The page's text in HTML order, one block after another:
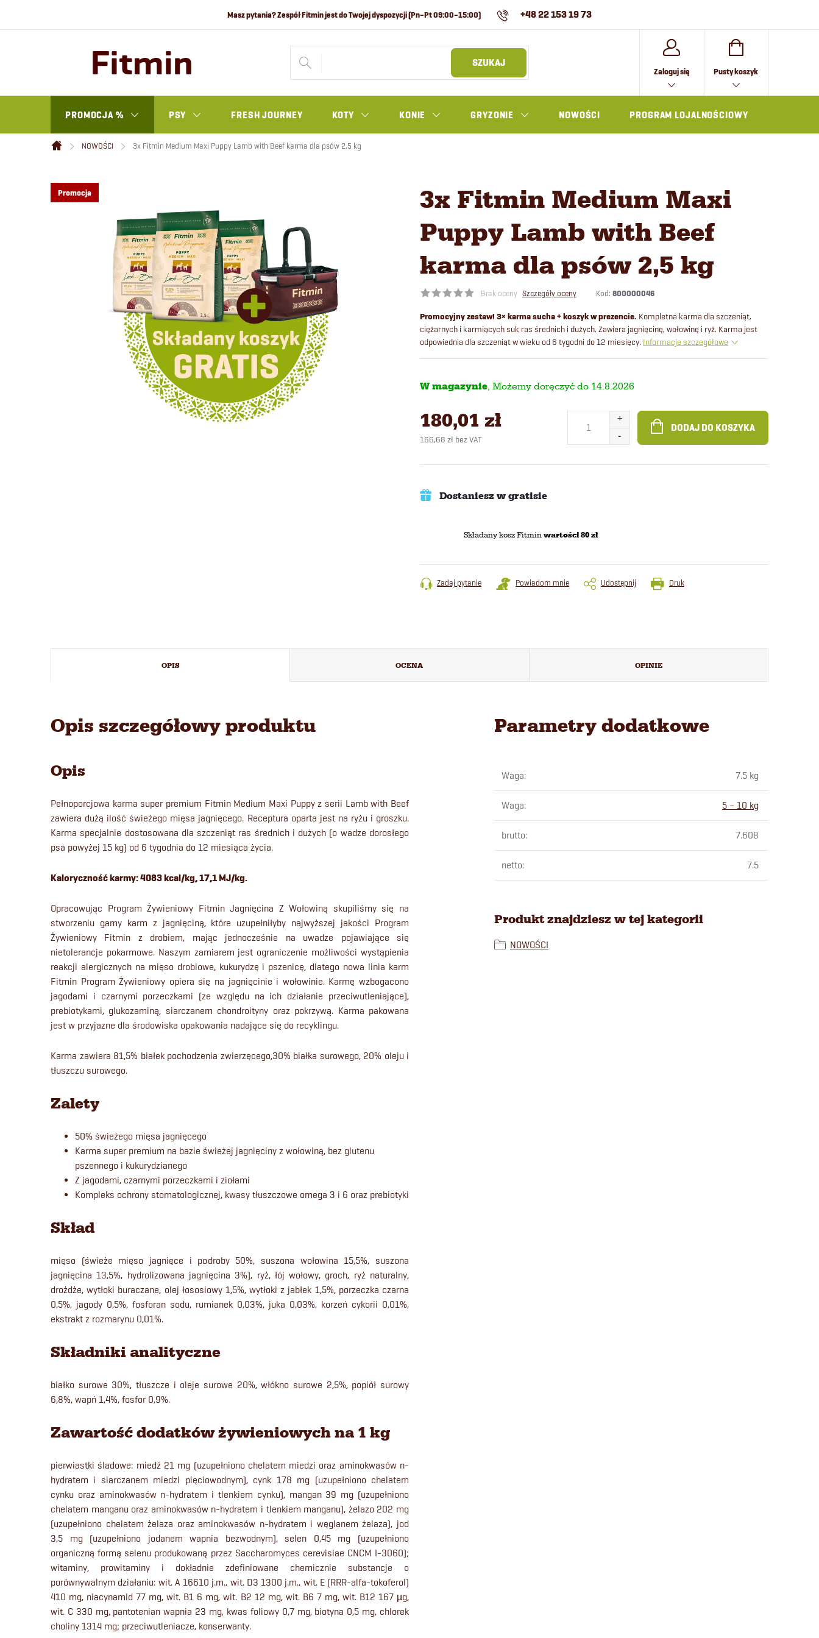
+48 22 153 19 73
SZUKAJ
Zaloguj się KOSZYK
Pusty koszyk
PROMOCJA % PSY FRESH JOURNEY KOTY KONIE GRYZONIE NOWOŚCI PROGRAM LOJALNOŚCIOWY
Home
NOWOŚCI 3x Fitmin Medium Maxi Puppy Lamb with Beef karma dla psów 2,5 kg
Promocja
3x Fitmin Medium Maxi
Puppy Lamb with Beef
karma dla psów 2,5 kg
Brak oceny Szczegóły oceny Kod: 800000046
Promocyjny zestaw! 3× karma sucha + koszyk w prezencie. Kompletna karma dla szczeniąt,
ciężarnych i karmiących suk ras średnich i dużych. Zawiera jagnięcinę, wołowinę i ryż. Karma jest
odpowiednia dla szczeniąt w wieku od 6 tygodni do 12 miesięcy. Informacje szczegółowe
W magazynie 14.8.2026
180,01 zł
166,68 zł bez VAT
jednostkowa:
DODAJ DO KOSZYKA
Dostaniesz w gratisie
Składany kosz Fitmin wartości 80 zł
Druk
Zadaj pytanie Powiadom mnie Udostępnij
OPIS OCENA OPINIE
Opis szczegółowy produktu
Opis
Pełnoporcjowa karma super premium Fitmin Medium Maxi Puppy z serii Lamb with Beef
zawiera dużą ilość świeżego mięsa jagnięcego. Receptura oparta jest na ryżu i groszku.
Karma specjalnie dostosowana dla szczeniąt ras średnich i dużych (o wadze dorosłego
psa powyżej 15 kg) od 6 tygodnia do 12 miesiąca życia.
Kaloryczność karmy: 4083 kcal/kg, 17,1 MJ/kg.
Opracowując Program Żywieniowy Fitmin Jagnięcina Z Wołowiną skupiliśmy się na
stworzeniu gamy karm z jagnięciną, które uzupełniłyby najwyższej jakości Program
Żywieniowy Fitmin z drobiem, mając jednocześnie na uwadze pojawiające się
nietolerancje pokarmowe. Naszym zamiarem jest ograniczenie możliwości wystąpienia
reakcji alergicznych na mięso drobiowe, kukurydzę i pszenicę, dlatego nowa linia karm
Fitmin Program Żywieniowy opiera się na jagnięcinie i wołowinie. Karmę wzbogacono
jagodami i czarnymi porzeczkami (ze względu na ich działanie przeciwutleniające),
prebiotykami, glukozaminą, siarczanem chondroityny oraz pokrzywą. Karma pakowana
jest w przyjazne dla środowiska opakowania nadające się do recyklingu.
Karma zawiera 81,5% białek pochodzenia zwierzęcego,30% białka surowego, 20% oleju i
tłuszczu surowego.
Zalety
50% świeżego mięsa jagnięcego
Karma super premium na bazie świeżej jagnięciny z wołowiną, bez glutenu
pszennego i kukurydzianego
Z jagodami, czarnymi porzeczkami i ziołami
Kompleks ochrony stomatologicznej, kwasy tłuszczowe omega 3 i 6 oraz prebiotyki
Skład
mięso (świeże mięso jagnięce i podroby 50%, suszona wołowina 15,5%, suszona
jagnięcina 13,5%, hydrolizowana jagnięcina 3%), ryż, łój wołowy, groch, ryż naturalny,
drożdże, wytłoki buraczane, olej łososiowy 1,5%, wytłoki z jabłek 1,5%, porzeczka czarna
0,5%, jagody 0,5%, fosforan sodu, rumianek 0,03%, juka 0,03%, korzeń cykorii 0,01%,
ekstrakt z rozmarynu 0,01%.
Składniki analityczne
białko surowe 30%, tłuszcze i oleje surowe 20%, włókno surowe 2,5%, popiół surowy
6,8%, wapń 1,4%, fosfor 0,9%.
Zawartość dodatków żywieniowych na 1 kg
pierwiastki śladowe: miedź 21 mg (uzupełniono chelatem miedzi oraz aminokwasów n-
hydratem i siarczanem miedzi pięciowodnym), cynk 178 mg (uzupełniono chelatem
cynku oraz aminokwasów n-hydratem i tlenkiem cynku), mangan 39 mg (uzupełniono
chelatem manganu oraz aminokwasów n-hydratem i tlenkiem manganu), żelazo 202 mg
(uzupełniono chelatem żelaza oraz aminokwasów n-hydratem i węglanem żelaza), jod
3,5 mg (uzupełniono jodanem wapnia bezwodnym), selen 0,45 mg (uzupełniono
organiczną formą selenu produkowaną przez Saccharomyces cerevisiae CNCM I-3060);
witaminy, prowitaminy i dokładnie zdefiniowane chemicznie substancje o
porównywalnym działaniu: wit. A 16610 j.m., wit. D3 1300 j.m., wit. E (RRR-alfa-tokoferol)
410 mg, niacynamid 77 mg, wit. B1 6 mg, wit. B2 12 mg, wit. B6 7 mg, wit. B12 167 µg,
wit. C 330 mg, pantotenian wapnia 23 mg, kwas foliowy 0,7 mg, biotyna 0,5 mg, chlorek
choliny 1314 mg; przeciwutleniacze, konserwanty.
Parametry dodatkowe
Waga: 7.5 kg
Waga: 5 – 10 kg
brutto: 7.608
netto: 7.5
Produkt znajdziesz w tej kategorii
NOWOŚCI